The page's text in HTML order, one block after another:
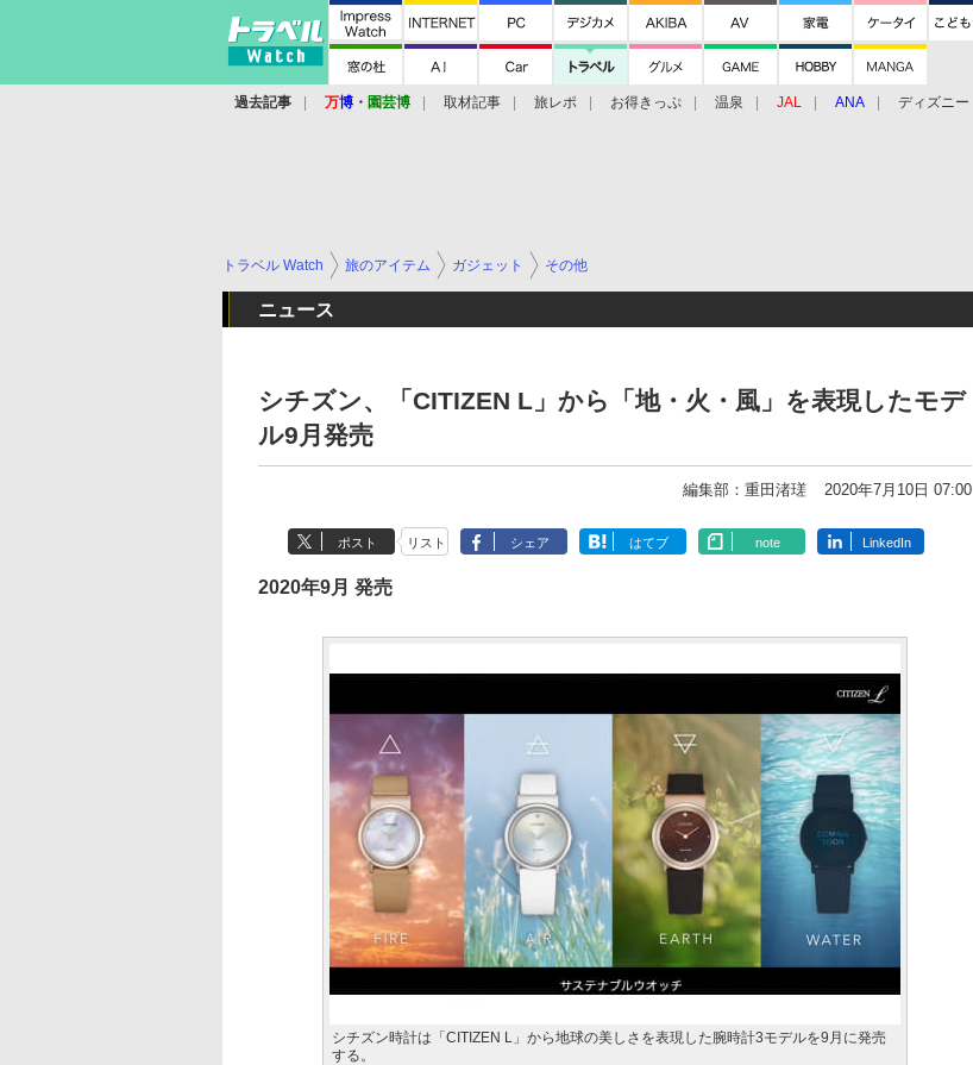
過去記事 万博 ・ 園芸博 取材記事 旅レポ お得きっぷ 温泉 JAL ANA ディズニー
トラベル Watch 旅のアイテム ガジェット その他
ニュース
シチズン、「CITIZEN L」から「地・火・風」を表現したモデ
ル9月発売
編集部：重田渚瑳 2020年7月10日 07:00
ポスト リスト シェア はてブ note LinkedIn
2020年9月 発売
シチズン時計は「CITIZEN L」から地球の美しさを表現した腕時計3モデルを9月に発売
する。